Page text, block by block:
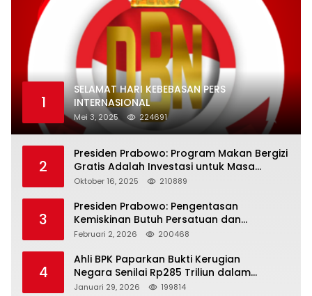
1
SELAMAT HARI KEBEBASAN PERS
INTERNASIONAL
Mei 3, 2025 224691
2
Presiden Prabowo: Program Makan Bergizi
Gratis Adalah Investasi untuk Masa
Depan Bangsa
Oktober 16, 2025 210889
3
Presiden Prabowo: Pengentasan
Kemiskinan Butuh Persatuan dan
Kepemimpinan yang Bertanggung Jawab
Februari 2, 2026 200468
4
Ahli BPK Paparkan Bukti Kerugian
Negara Senilai Rp285 Triliun dalam
Persidangan Korupsi PT Pertamina
Januari 29, 2026 199814